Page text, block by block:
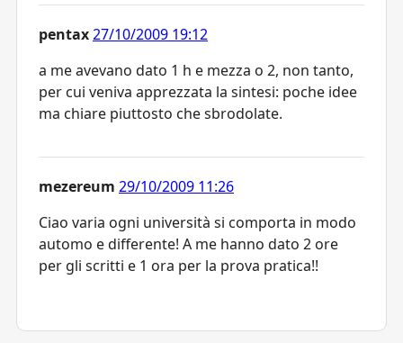
pentax27/10/2009 19:12
a me avevano dato 1 h e mezza o 2, non tanto,
per cui veniva apprezzata la sintesi: poche idee
ma chiare piuttosto che sbrodolate.
mezereum 29/10/2009 11:26
Ciao varia ogni università si comporta in modo
automo e differente! A me hanno dato 2 ore
per gli scritti e 1 ora per la prova pratica!!